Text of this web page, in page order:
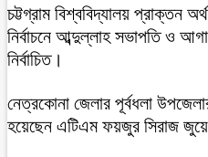
চট্টগ্রাম বিশ্ববিদ্যালয় প্রাক্তন
নির্বাচনে আব্দুল্লাহ সভাপতি ও
নির্বাচিত।
নেত্রকোনা জেলার পূর্বধলা
হয়েছেন এটিএম ফয়জুর সিরাজ